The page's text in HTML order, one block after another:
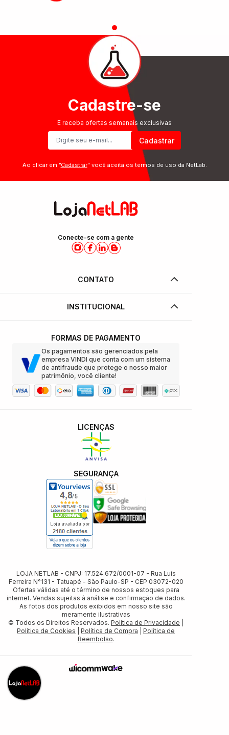
Cadastre-se
E receba ofertas semanais exclusivas
Cadastrar
Ao clicar em ”Cadastrar” você aceita os termos de uso da NetLab.
Conecte-se com a gente
CONTATO
INSTITUCIONAL
FORMAS DE PAGAMENTO
Os pagamentos são gerenciados pela
empresa VINDI que conta com um sistema
de antifraude que protege o nosso maior
patrimônio, você cliente!
SEGURANÇA
LICENÇAS
LOJA NETLAB - CNPJ: 17.524.672/0001-07 - Rua Luis
Ferreira N°131 - Tatuapé - Sâo Paulo-SP - CEP 03072-020
Ofertas válidas até o término de nossos estoques para
internet. Vendas sujeitas à análise e confirmação de dados.
As fotos dos produtos exibidos em nosso site são
meramente ilustrativas
© Todos os Direitos Reservados. Política de Privacidade
Política de Cookies
Política de Compra
Política de
Reembolso.